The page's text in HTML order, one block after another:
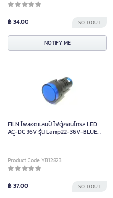
฿ 34.00 SOLD OUT
NOTIFY ME
FILN ไพลอตแลมป์ ไฟตู้คอนโทรล LED
AC-DC 36V รุ่น Lamp22-36V-BLUE
Product Code YB12823
฿ 37.00 SOLD OUT